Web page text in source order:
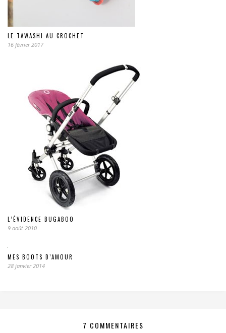
LE TAWASHI AU CROCHET
16 février 2017
L’ÉVIDENCE BUGABOO
9 août 2010
MES BOOTS D’AMOUR
28 janvier 2014
7 COMMENTAIRES